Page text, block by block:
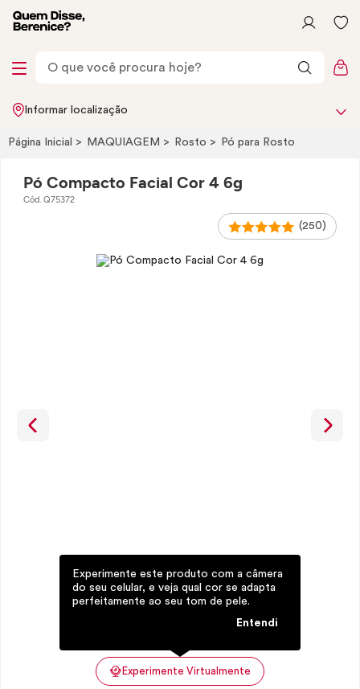
Informar localização
Página Inicial MAQUIAGEM Rosto Pó para Rosto
Pó Compacto Facial Cor 4 6g
Cód. Q75372
(250)
Experimente Virtualmente
Experimente este produto com a câmera
do seu celular, e veja qual cor se adapta
perfeitamente ao seu tom de pele.
Entendi